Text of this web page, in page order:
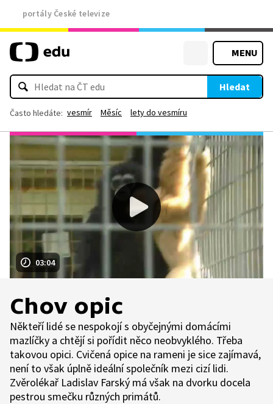
portály České televize
MENU
Hledat
Často hledáte: vesmír Měsíc lety do vesmíru
03:04
Chov opic
Někteří lidé se nespokojí s obyčejnými domácími
mazlíčky a chtějí si pořídit něco neobvyklého. Třeba
takovou opici. Cvičená opice na rameni je sice zajímavá,
není to však úplně ideální společník mezi cizí lidi.
Zvěrolékař Ladislav Farský má však na dvorku docela
pestrou smečku různých primátů.